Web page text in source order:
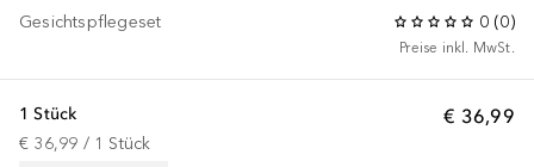
Gesichtspflegeset 0 (0)
Preise inkl. MwSt.
€ 36,99
1 Stück
€ 36,99 / 1 Stück